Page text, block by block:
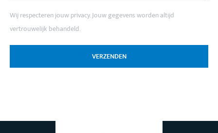
Wij respecteren jouw privacy. Jouw gegevens worden altijd
vertrouwelijk behandeld.
VERZENDEN